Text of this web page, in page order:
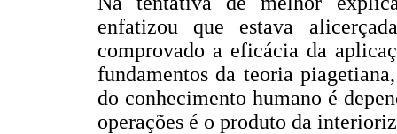
enfatizou que estava
comprovado a eficácia da
fundamentos da teoria
do conhecimento humano é
operações é o produto da